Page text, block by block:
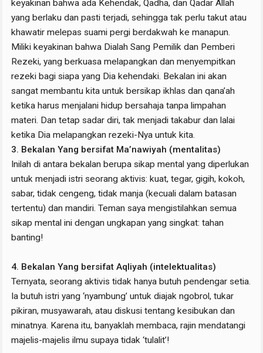
keyakinan bahwa ada Kehendak, Qadha, dan Qadar Allah
yang berlaku dan pasti terjadi, sehingga tak perlu takut atau
khawatir melepas suami pergi berdakwah ke manapun.
Miliki keyakinan bahwa Dialah Sang Pemilik dan Pemberi
Rezeki, yang berkuasa melapangkan dan menyempitkan
rezeki bagi siapa yang Dia kehendaki. Bekalan ini akan
sangat membantu kita untuk bersikap ikhlas dan qana’ah
ketika harus menjalani hidup bersahaja tanpa limpahan
materi. Dan tetap sadar diri, tak menjadi takabur dan lalai
ketika Dia melapangkan rezeki-Nya untuk kita.
3. Bekalan Yang bersifat Ma’nawiyah (mentalitas)
Inilah di antara bekalan berupa sikap mental yang diperlukan
untuk menjadi istri seorang aktivis: kuat, tegar, gigih, kokoh,
sabar, tidak cengeng, tidak manja (kecuali dalam batasan
tertentu) dan mandiri. Teman saya mengistilahkan semua
sikap mental ini dengan ungkapan yang singkat: tahan
banting!
4. Bekalan Yang bersifat Aqliyah (intelektualitas)
Ternyata, seorang aktivis tidak hanya butuh pendengar setia.
Ia butuh istri yang ‘nyambung’ untuk diajak ngobrol, tukar
pikiran, musyawarah, atau diskusi tentang kesibukan dan
minatnya. Karena itu, banyaklah membaca, rajin mendatangi
majelis-majelis ilmu supaya tidak ‘tulalit’!